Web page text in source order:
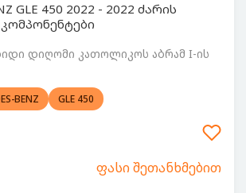
GLE 450 2022 - 2022 ძარის
დიღომი კათოლიკოს აბრამ I-ის
BENZ GLE 450
ფასი შეთანხმებით